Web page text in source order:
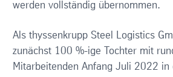
werden vollständig übernommen.
Als thyssenkrupp Steel Logistics
zunächst 100 %-ige Tochter mit
Mitarbeitenden Anfang Juli 2022 in